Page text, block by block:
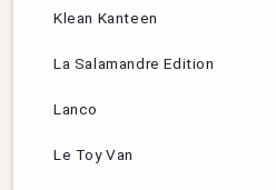
Klean Kanteen
La Salamandre Edition
Lanco
Le Toy Van